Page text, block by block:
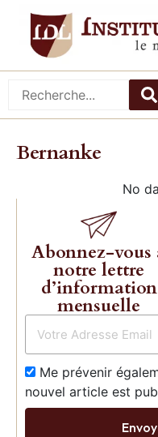
Bernanke
No
Abonnez-vous
notre lettre
d’information
mensuelle
Me prévenir
nouvel article est